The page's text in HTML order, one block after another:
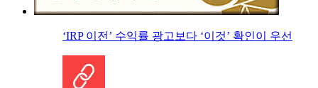
‘IRP 이전’ 수익률 광고보다 ‘이것’ 확인이 우선